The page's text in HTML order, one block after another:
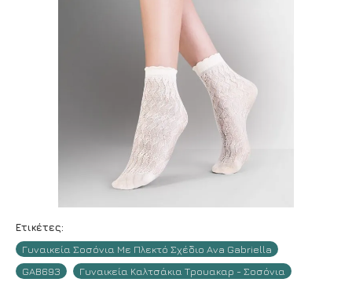
Ετικέτες:
Γυναικεία Σοσόνια Με Πλεκτό Σχέδιο Ava Gabriella
GAB693
Γυναικεία Καλτσάκια Τρουακαρ - Σοσόνια